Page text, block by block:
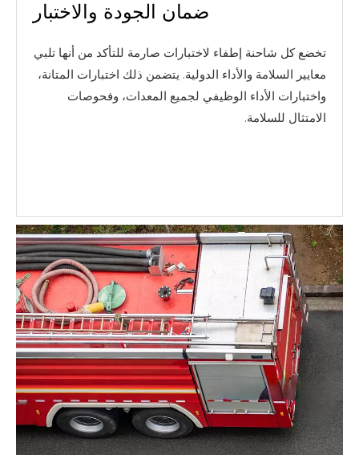
ضمان الجودة والاختبار
تخضع كل شاحنة إطفاء لاختبارات صارمة للتأكد من أنها تلبي
معايير السلامة والأداء الدولية. يتضمن ذلك اختبارات المتانة،
واختبارات الأداء الوظيفي لجميع المعدات، وفحوصات
الامتثال للسلامة.